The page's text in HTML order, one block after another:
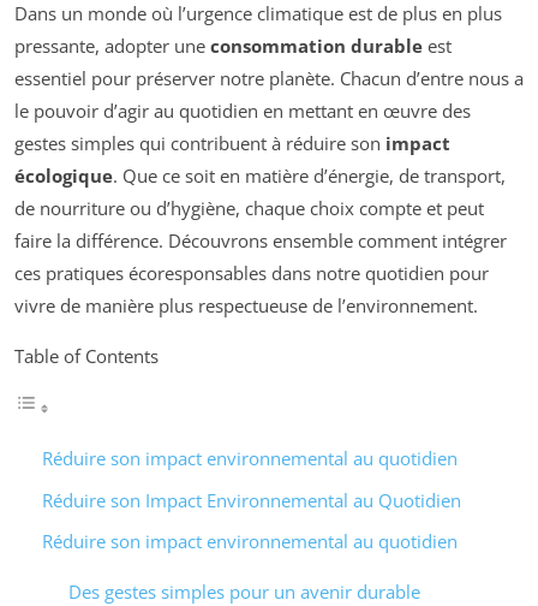
Dans un monde où l’urgence climatique est de plus en plus
pressante, adopter une consommation durable est
essentiel pour préserver notre planète. Chacun d’entre nous a
le pouvoir d’agir au quotidien en mettant en œuvre des
gestes simples qui contribuent à réduire son impact
écologique. Que ce soit en matière d’énergie, de transport,
de nourriture ou d’hygiène, chaque choix compte et peut
faire la différence. Découvrons ensemble comment intégrer
ces pratiques écoresponsables dans notre quotidien pour
vivre de manière plus respectueuse de l’environnement.
Table of Contents
Réduire son impact environnemental au quotidien
Réduire son Impact Environnemental au Quotidien
Réduire son impact environnemental au quotidien
Des gestes simples pour un avenir durable